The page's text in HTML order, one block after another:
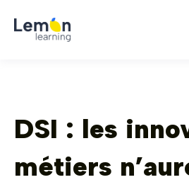
DSI : les
métiers